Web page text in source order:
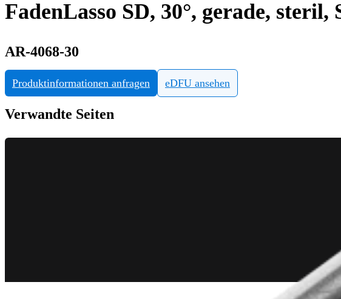
FadenLasso SD, 30°, gerade, steril,
AR-4068-30
Produktinformationen anfragen eDFU ansehen
Verwandte Seiten